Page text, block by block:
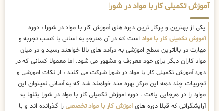
آموزش تکمیلی کار با مواد در شورا
یکی از بهترین و پرکار ترین دوره های آموزش کار با مواد در شورا ، دوره
آموزش تکمیلی کار با مواد است که در آن هنرجو به اسانی با کسب تجربه و
مهارت در بالاترین سطح اموزشی به درآمد های بالا خواهند رسید و در میان
مواد کاران دیگر برای خود معروف و مشهور می شود. اما معمولا کسانی که در
دوره آموزش تکمیلی کار با مواد در شورا شرکت می کنند ، از نکات اموزشی و
تجربیات چند دهه این مرکز بهره مند خواهند شد که به آسانی نمیتوان این
موارد را در هرجایی یافت . دوره اموزش تکمیلی کار با مواد در شورا بتنها به
آرایشگرانی که قبلا دوره های اموزش کار با مواد تخصصی را گذرانده اند و یا